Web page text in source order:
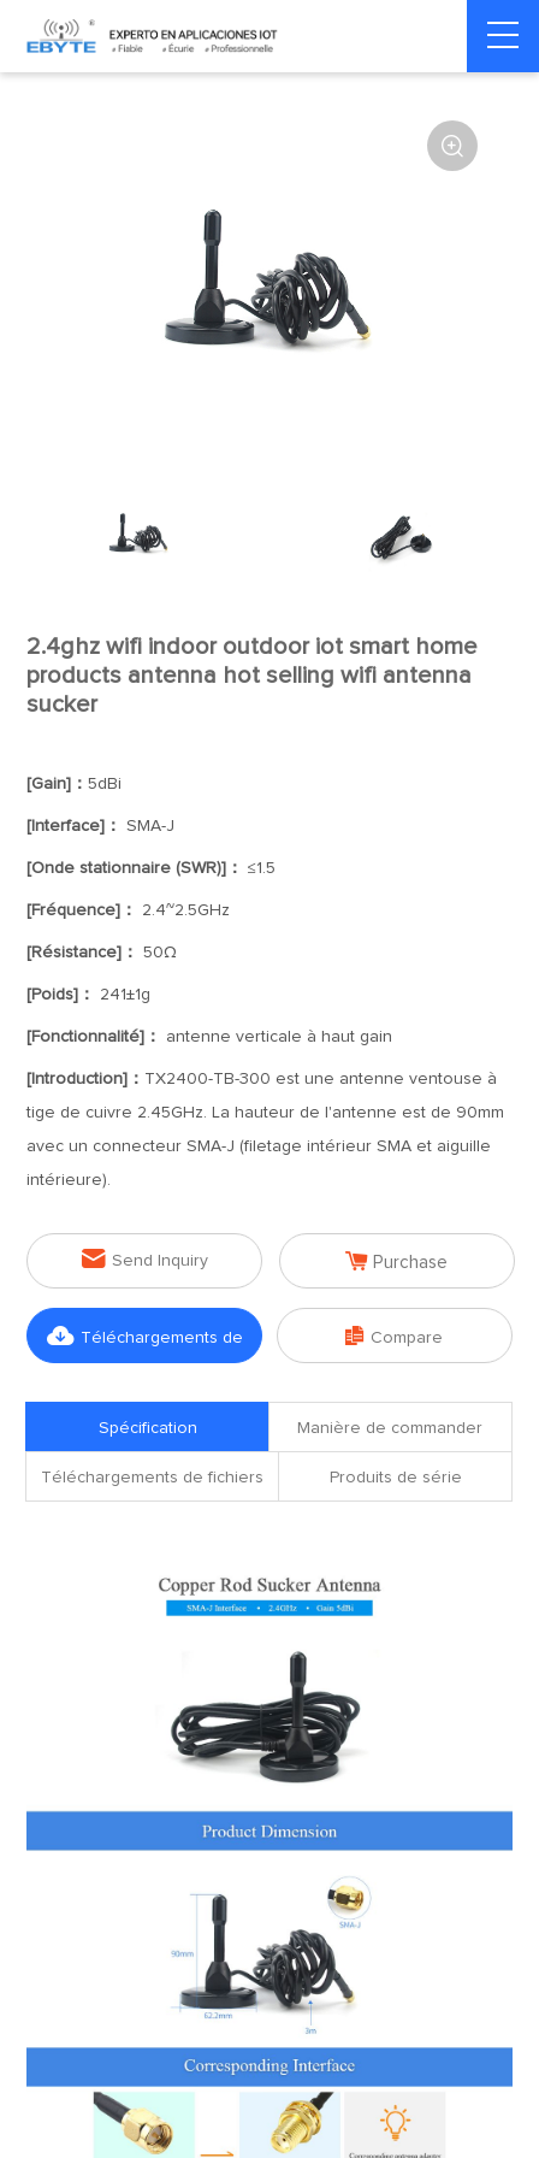
Home > Accessoires > Antenna

2.4ghz wifi indoor outdoor iot smart home
products antenna hot selling wifi antenna
sucker
[Gain]：5dBi
[Interface]： SMA-J
[Onde stationnaire (SWR)]： ≤1.5
[Fréquence]： 2.4~2.5GHz
[Résistance]： 50Ω
[Poids]： 241±1g
[Fonctionnalité]： antenne verticale à haut gain
[Introduction]： TX2400-TB-300 est une antenne ventouse à
tige de cuivre 2.45GHz. La hauteur de l'antenne est de 90mm
avec un connecteur SMA-J (filetage intérieur SMA et aiguille
intérieure).
 Send Inquiry  Purchase
 Téléchargements de  Compare
Spécification Manière de commander
Téléchargements de fichiers Produits de série